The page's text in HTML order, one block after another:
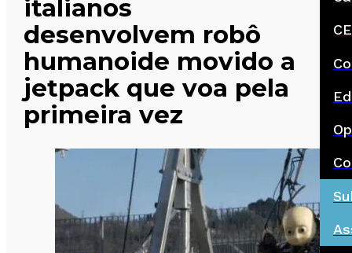
italianos
desenvolvem robô
humanoide movido a
jetpack que voa pela
primeira vez